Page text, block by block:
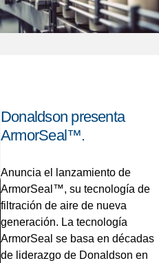
Donaldson presenta
ArmorSeal™.
Anuncia el lanzamiento de
ArmorSeal™, su tecnología de
filtración de aire de nueva
generación. La tecnología
ArmorSeal se basa en décadas
de liderazgo de Donaldson en